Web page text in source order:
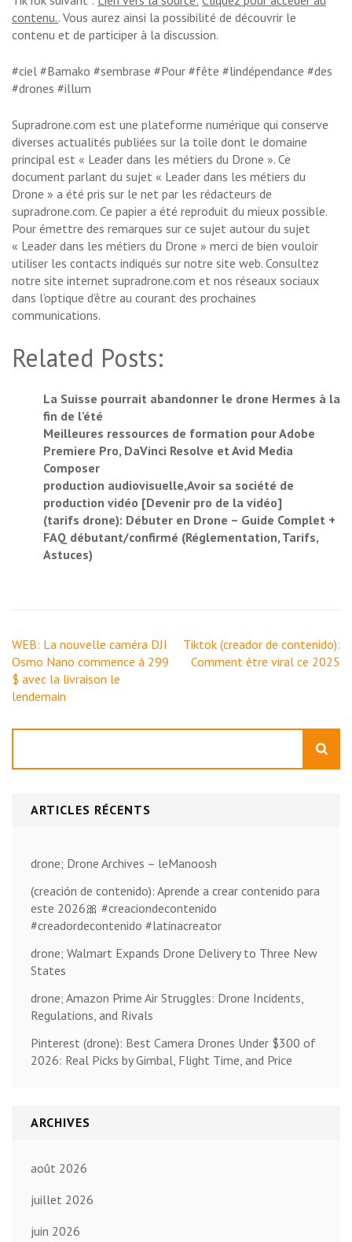
contenu.. Vous aurez ainsi la possibilité de découvrir le
contenu et de participer à la discussion.
#ciel #Bamako #sembrase #Pour #fête #lindépendance #des
#drones #illum
Supradrone.com est une plateforme numérique qui conserve
diverses actualités publiées sur la toile dont le domaine
principal est « Leader dans les métiers du Drone ». Ce
document parlant du sujet « Leader dans les métiers du
Drone » a été pris sur le net par les rédacteurs de
supradrone.com. Ce papier a été reproduit du mieux possible.
Pour émettre des remarques sur ce sujet autour du sujet
« Leader dans les métiers du Drone » merci de bien vouloir
utiliser les contacts indiqués sur notre site web. Consultez
notre site internet supradrone.com et nos réseaux sociaux
dans l’optique d’être au courant des prochaines
communications.
Related Posts:
La Suisse pourrait abandonner le drone Hermes à la
fin de l’été
Meilleures ressources de formation pour Adobe
Premiere Pro, DaVinci Resolve et Avid Media
Composer
production audiovisuelle,Avoir sa société de
production vidéo [Devenir pro de la vidéo]
(tarifs drone): Débuter en Drone – Guide Complet +
FAQ débutant/confirmé (Réglementation, Tarifs,
Astuces)
Navigation
de
l’article
WEB: La nouvelle caméra DJI
Osmo Nano commence à 299
$ avec la livraison le
lendemain
Tiktok (creador de contenido):
Comment être viral ce 2025
ARTICLES RÉCENTS
drone; Drone Archives – leManoosh
(creación de contenido): Aprende a crear contenido para
este 2026🎀 #creaciondecontenido
#creadordecontenido #latinacreator
drone; Walmart Expands Drone Delivery to Three New
States
drone; Amazon Prime Air Struggles: Drone Incidents,
Regulations, and Rivals
Pinterest (drone): Best Camera Drones Under $300 of
2026: Real Picks by Gimbal, Flight Time, and Price
ARCHIVES
août 2026
juillet 2026
juin 2026